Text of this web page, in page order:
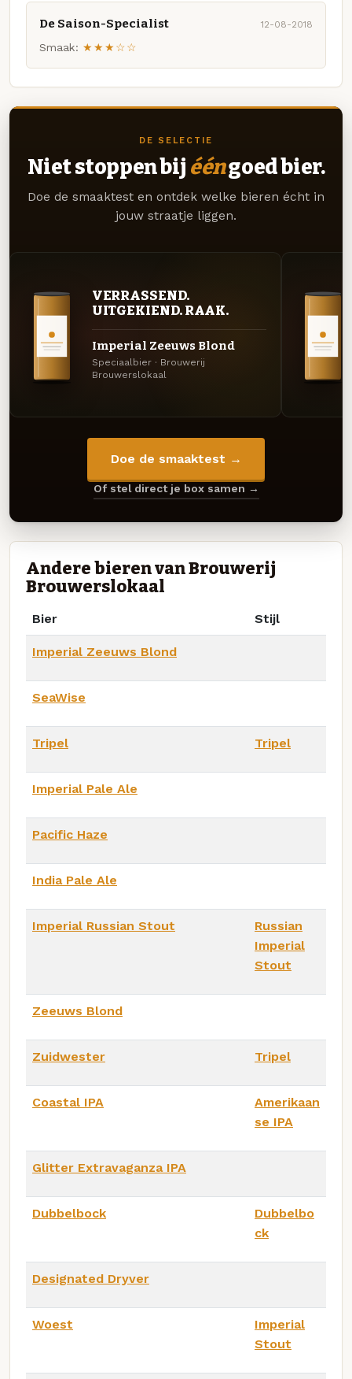
De Saison-Specialist 12-08-2018
Smaak: ★★★☆☆
DE SELECTIE
Niet stoppen bij ééngoed bier.
Doe de smaaktest en ontdek welke bieren écht in
jouw straatje liggen.
VERRASSEND.
UITGEKIEND. RAAK.
Imperial Zeeuws Blond
Speciaalbier · Brouwerij
Brouwerslokaal
Doe de smaaktest →
Of stel direct je box samen →
Andere bieren van Brouwerij
Brouwerslokaal
Bier Stijl
Imperial Zeeuws Blond
SeaWise
Tripel Tripel
Imperial Pale Ale
Pacific Haze
India Pale Ale
Imperial Russian Stout
Russian
Imperial
Stout
Zeeuws Blond
Zuidwester Tripel
Coastal IPA
Amerikaan
se IPA
Glitter Extravaganza IPA
Dubbelbock
Dubbelbo
ck
Designated Dryver
Woest
Imperial
Stout